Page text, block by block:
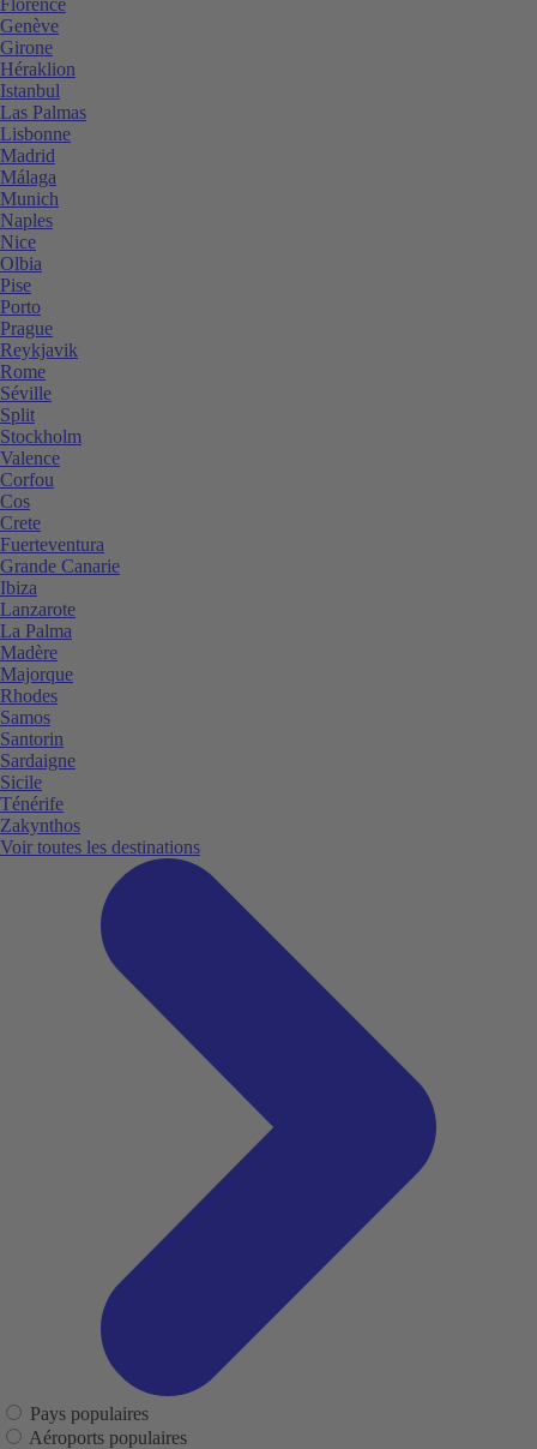
Genève
Girone
Héraklion
Istanbul
Las Palmas
Lisbonne
Madrid
Málaga
Munich
Naples
Nice
Olbia
Pise
Porto
Prague
Reykjavik
Rome
Séville
Split
Stockholm
Valence
Corfou
Cos
Crete
Fuerteventura
Grande Canarie
Ibiza
Lanzarote
La Palma
Madère
Majorque
Rhodes
Samos
Santorin
Sardaigne
Sicile
Ténérife
Zakynthos
Voir toutes les destinations
Pays populaires
Aéroports populaires